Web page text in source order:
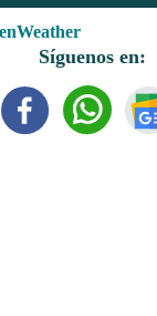
Síguenos en: